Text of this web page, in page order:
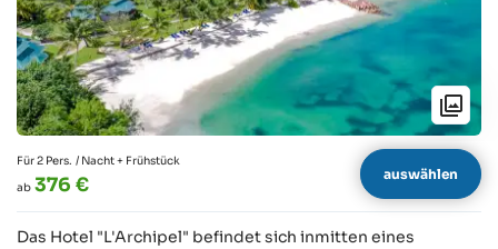
Für 2 Pers. / Nacht + Frühstück
ab 376 € auswählen
Das Hotel "L'Archipel" befindet sich inmitten eines